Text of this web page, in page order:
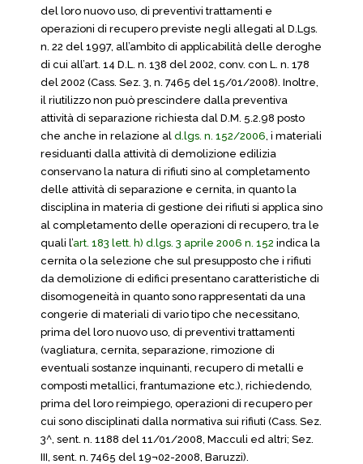
del loro nuovo uso, di preventivi trattamenti e
operazioni di recupero previste negli allegati al D.Lgs.
n. 22 del 1997, all’ambito di applicabilità delle deroghe
di cui all’art. 14 D.L. n. 138 del 2002, conv. con L. n. 178
del 2002 (Cass. Sez. 3, n. 7465 del 15/01/2008). Inoltre,
il riutilizzo non può prescindere dalla preventiva
attività di separazione richiesta dal D.M. 5.2.98 posto
che anche in relazione al d.lgs. n. 152/2006, i materiali
residuanti dalla attività di demolizione edilizia
conservano la natura di rifiuti sino al completamento
delle attività di separazione e cernita, in quanto la
disciplina in materia di gestione dei rifiuti si applica sino
al completamento delle operazioni di recupero, tra le
quali l’art. 183 lett. h) d.lgs. 3 aprile 2006 n. 152 indica la
cernita o la selezione che sul presupposto che i rifiuti
da demolizione di edifici presentano caratteristiche di
disomogeneità in quanto sono rappresentati da una
congerie di materiali di vario tipo che necessitano,
prima del loro nuovo uso, di preventivi trattamenti
(vagliatura, cernita, separazione, rimozione di
eventuali sostanze inquinanti, recupero di metalli e
composti metallici, frantumazione etc.), richiedendo,
prima del loro reimpiego, operazioni di recupero per
cui sono disciplinati dalla normativa sui rifiuti (Cass. Sez.
3^, sent. n. 1188 del 11/01/2008, Macculi ed altri; Sez.
III, sent. n. 7465 del 19¬02-2008, Baruzzi).